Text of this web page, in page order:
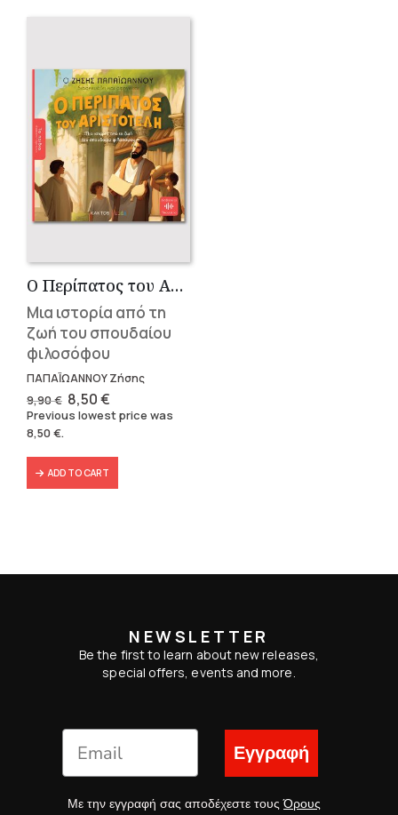
Ο Περίπατος του Αριστοτέλη
Μια ιστορία από τη
ζωή του σπουδαίου
φιλοσόφου
ΠΑΠΑΪΩΑΝΝΟΥ Ζήσης
9,90€ Original
price
was:
8,50€Current
price
is:
Previous lowest price was
8,50€.
ADD TO CART
NEWSLETTER
Be the first to learn about new releases,
special offers, events and more.
Εγγραφή
Με την εγγραφή σας αποδέχεστε τουςΌρους